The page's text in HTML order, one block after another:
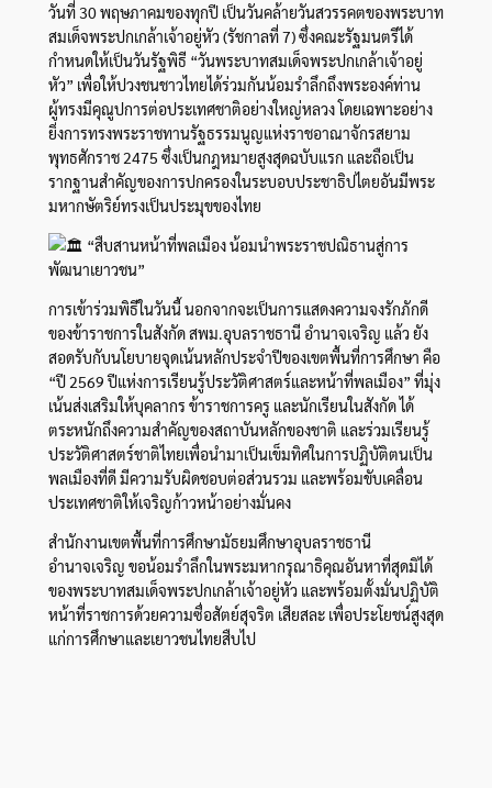
วันที่ 30 พฤษภาคมของทุกปี เป็นวันคล้ายวันสวรรคตของพระบาท
สมเด็จพระปกเกล้าเจ้าอยู่หัว (รัชกาลที่ 7) ซึ่งคณะรัฐมนตรีได้
กำหนดให้เป็นวันรัฐพิธี “วันพระบาทสมเด็จพระปกเกล้าเจ้าอยู่
หัว” เพื่อให้ปวงชนชาวไทยได้ร่วมกันน้อมรำลึกถึงพระองค์ท่าน
ผู้ทรงมีคุณูปการต่อประเทศชาติอย่างใหญ่หลวง โดยเฉพาะอย่าง
ยิ่งการทรงพระราชทานรัฐธรรมนูญแห่งราชอาณาจักรสยาม
พุทธศักราช 2475 ซึ่งเป็นกฎหมายสูงสุดฉบับแรก และถือเป็น
รากฐานสำคัญของการปกครองในระบอบประชาธิปไตยอันมีพระ
มหากษัตริย์ทรงเป็นประมุขของไทย
“สืบสานหน้าที่พลเมือง น้อมนำพระราชปณิธานสู่การ
พัฒนาเยาวชน”
การเข้าร่วมพิธีในวันนี้ นอกจากจะเป็นการแสดงความจงรักภักดี
ของข้าราชการในสังกัด สพม.อุบลราชธานี อำนาจเจริญ แล้ว ยัง
สอดรับกับนโยบายจุดเน้นหลักประจำปีของเขตพื้นที่การศึกษา คือ
“ปี 2569 ปีแห่งการเรียนรู้ประวัติศาสตร์และหน้าที่พลเมือง” ที่มุ่ง
เน้นส่งเสริมให้บุคลากร ข้าราชการครู และนักเรียนในสังกัด ได้
ตระหนักถึงความสำคัญของสถาบันหลักของชาติ และร่วมเรียนรู้
ประวัติศาสตร์ชาติไทยเพื่อนำมาเป็นเข็มทิศในการปฏิบัติตนเป็น
พลเมืองที่ดี มีความรับผิดชอบต่อส่วนรวม และพร้อมขับเคลื่อน
ประเทศชาติให้เจริญก้าวหน้าอย่างมั่นคง
สำนักงานเขตพื้นที่การศึกษามัธยมศึกษาอุบลราชธานี
อำนาจเจริญ ขอน้อมรำลึกในพระมหากรุณาธิคุณอันหาที่สุดมิได้
ของพระบาทสมเด็จพระปกเกล้าเจ้าอยู่หัว และพร้อมตั้งมั่นปฏิบัติ
หน้าที่ราชการด้วยความซื่อสัตย์สุจริต เสียสละ เพื่อประโยชน์สูงสุด
แก่การศึกษาและเยาวชนไทยสืบไป